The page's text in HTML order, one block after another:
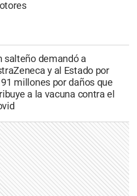
salteño demandó a
y al Estado por
millones por daños que
a la vacuna contra el